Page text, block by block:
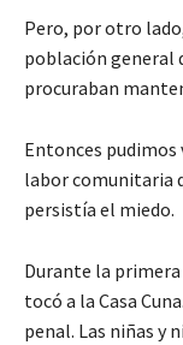
Pero, por otro
población general
procuraban
Entonces pudimos
labor comunitaria
persistía el miedo.
Durante la primera
tocó a la Casa
penal. Las niñas y